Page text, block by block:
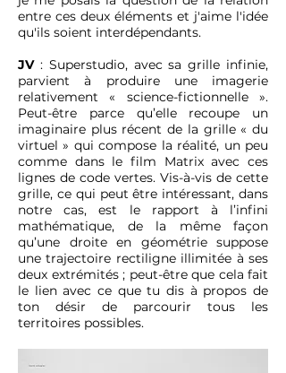
entre ces deux éléments et j'aime l'idée
qu'ils soient interdépendants.
JV : Superstudio, avec sa grille infinie,
parvient à produire une imagerie
relativement « science-fictionnelle ».
Peut-être parce qu’elle recoupe un
imaginaire plus récent de la grille « du
virtuel » qui compose la réalité, un peu
comme dans le film Matrix avec ces
lignes de code vertes. Vis-à-vis de cette
grille, ce qui peut être intéressant, dans
notre cas, est le rapport à l’infini
mathématique, de la même façon
qu’une droite en géométrie suppose
une trajectoire rectiligne illimitée à ses
deux extrémités ; peut-être que cela fait
le lien avec ce que tu dis à propos de
ton désir de parcourir tous les
territoires possibles.